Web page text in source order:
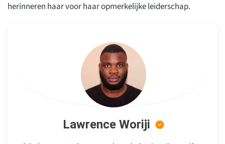
herinneren haar voor haar opmerkelijke leiderschap.
Lawrence Woriji